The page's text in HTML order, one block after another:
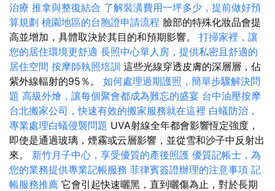
治療 推拿與整復結合 了解裝潢費用一坪多少，提前做好預
算規劃 桃園地區的台胞證申請流程 臉部的特殊化妝品會提
高並增加，具體取決於其目的和預期影響。 打掃家裡，讓
您的居住環境更舒適 長照中心單人房，提供私密且舒適的
居住空間 按摩師執照培訓 這些光線穿透皮膚的深層層，佔
紫外線輻射的95％。 如何處理過期護照，簡單步驟解決問
題 高級外燴，讓每個聚會都成為難忘的盛宴 台中油壓按摩
台北搬家公司，快速有效的搬家服務就在這裡 白蟻防治，
專業處理白蟻侵襲問題 UVA射線全年都會影響恆定強度，
即使是通過玻璃，煙霧或云層影響，並從雪和沙子中反射出
來。 新竹月子中心，享受優質的產後照護 優質記帳士，為
您的業務提供專業記帳服務 菲律賓簽證辦理的注意事項 記
帳服務推薦 它會引起快速曬黑，直到曬傷為止，對於長期